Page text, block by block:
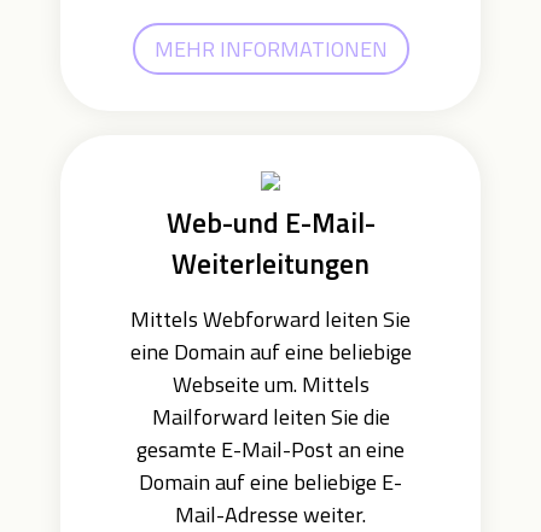
MEHR INFORMATIONEN
Web-und E-Mail-
Weiterleitungen
Mittels Webforward leiten Sie
eine Domain auf eine beliebige
Webseite um. Mittels
Mailforward leiten Sie die
gesamte E-Mail-Post an eine
Domain auf eine beliebige E-
Mail-Adresse weiter.